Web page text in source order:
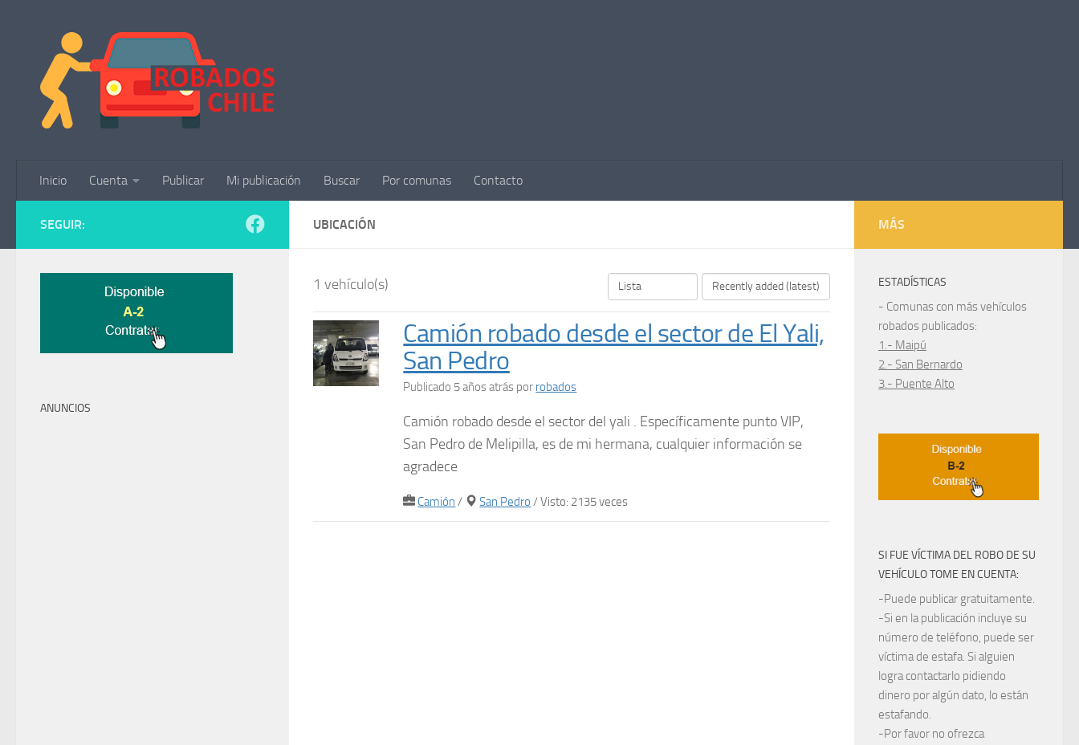
Inicio Cuenta Publicar Mi publicación Buscar Por comunas Contacto
UBICACIÓN
1 vehículo(s)
Camión robado desde el sector de El Yali,
San Pedro
Publicado 5 años atrás por robados
Camión robado desde el sector del yali . Específicamente punto VIP,
San Pedro de Melipilla, es de mi hermana, cualquier información se
agradece
Camión / San Pedro / Visto: 2135 veces
SEGUIR:
ANUNCIOS
MÁS
ESTADÍSTICAS
- Comunas con más vehículos
robados publicados:
1.- Maipú
2.- San Bernardo
3.- Puente Alto
SI FUE VÍCTIMA DEL ROBO DE SU
VEHÍCULO TOME EN CUENTA:
-Puede publicar gratuitamente.
-Si en la publicación incluye su
número de teléfono, puede ser
víctima de estafa. Si alguien
logra contactarlo pidiendo
dinero por algún dato, lo están
estafando.
-Por favor no ofrezca